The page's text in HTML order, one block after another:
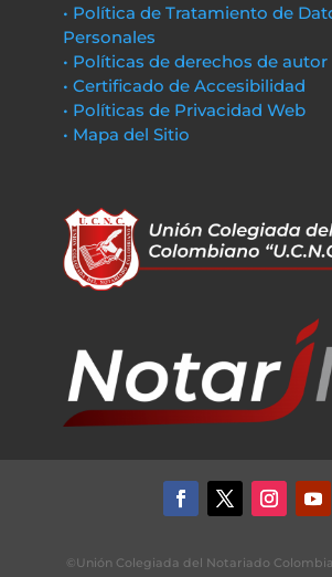
• Política de Tratamiento de
Personales
• Políticas de derechos de autor
• Certificado de Accesibilidad
• Políticas de Privacidad Web
• Mapa del Sitio
©Unión Colegiada del Notariado